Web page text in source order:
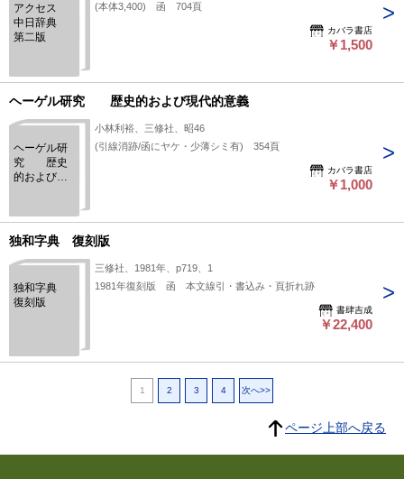
アクセス
中日辞典
第二版
(本体3,400) 函 704頁
カバラ書店
￥1,500
ヘーゲル研究 歴史的および現代的意義
ヘーゲル研
究 歴史
的および現
小林利裕、三修社、昭46
(引線消跡/函にヤケ・少薄シミ有) 354頁
カバラ書店
￥1,000
独和字典 復刻版
独和字典
復刻版
三修社、1981年、p719、1
1981年復刻版 函 本文線引・書込み・頁折れ跡
書肆吉成
￥22,400
1 2 3 4 次へ>>
ページ上部へ戻る